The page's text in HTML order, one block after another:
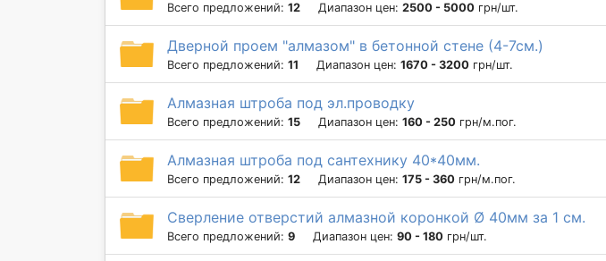
Всего предложений: 12 Диапазон цен: 2500 - 5000 грн/шт.
Дверной проем "алмазом" в бетонной стене (4-7см.)
Всего предложений: 11 Диапазон цен: 1670 - 3200 грн/шт.
Алмазная штроба под эл.проводку
Всего предложений: 15 Диапазон цен: 160 - 250 грн/м.пог.
Алмазная штроба под сантехнику 40*40мм.
Всего предложений: 12 Диапазон цен: 175 - 360 грн/м.пог.
Сверление отверстий алмазной коронкой Ø 40мм за 1 см.
Всего предложений: 9 Диапазон цен: 90 - 180 грн/шт.